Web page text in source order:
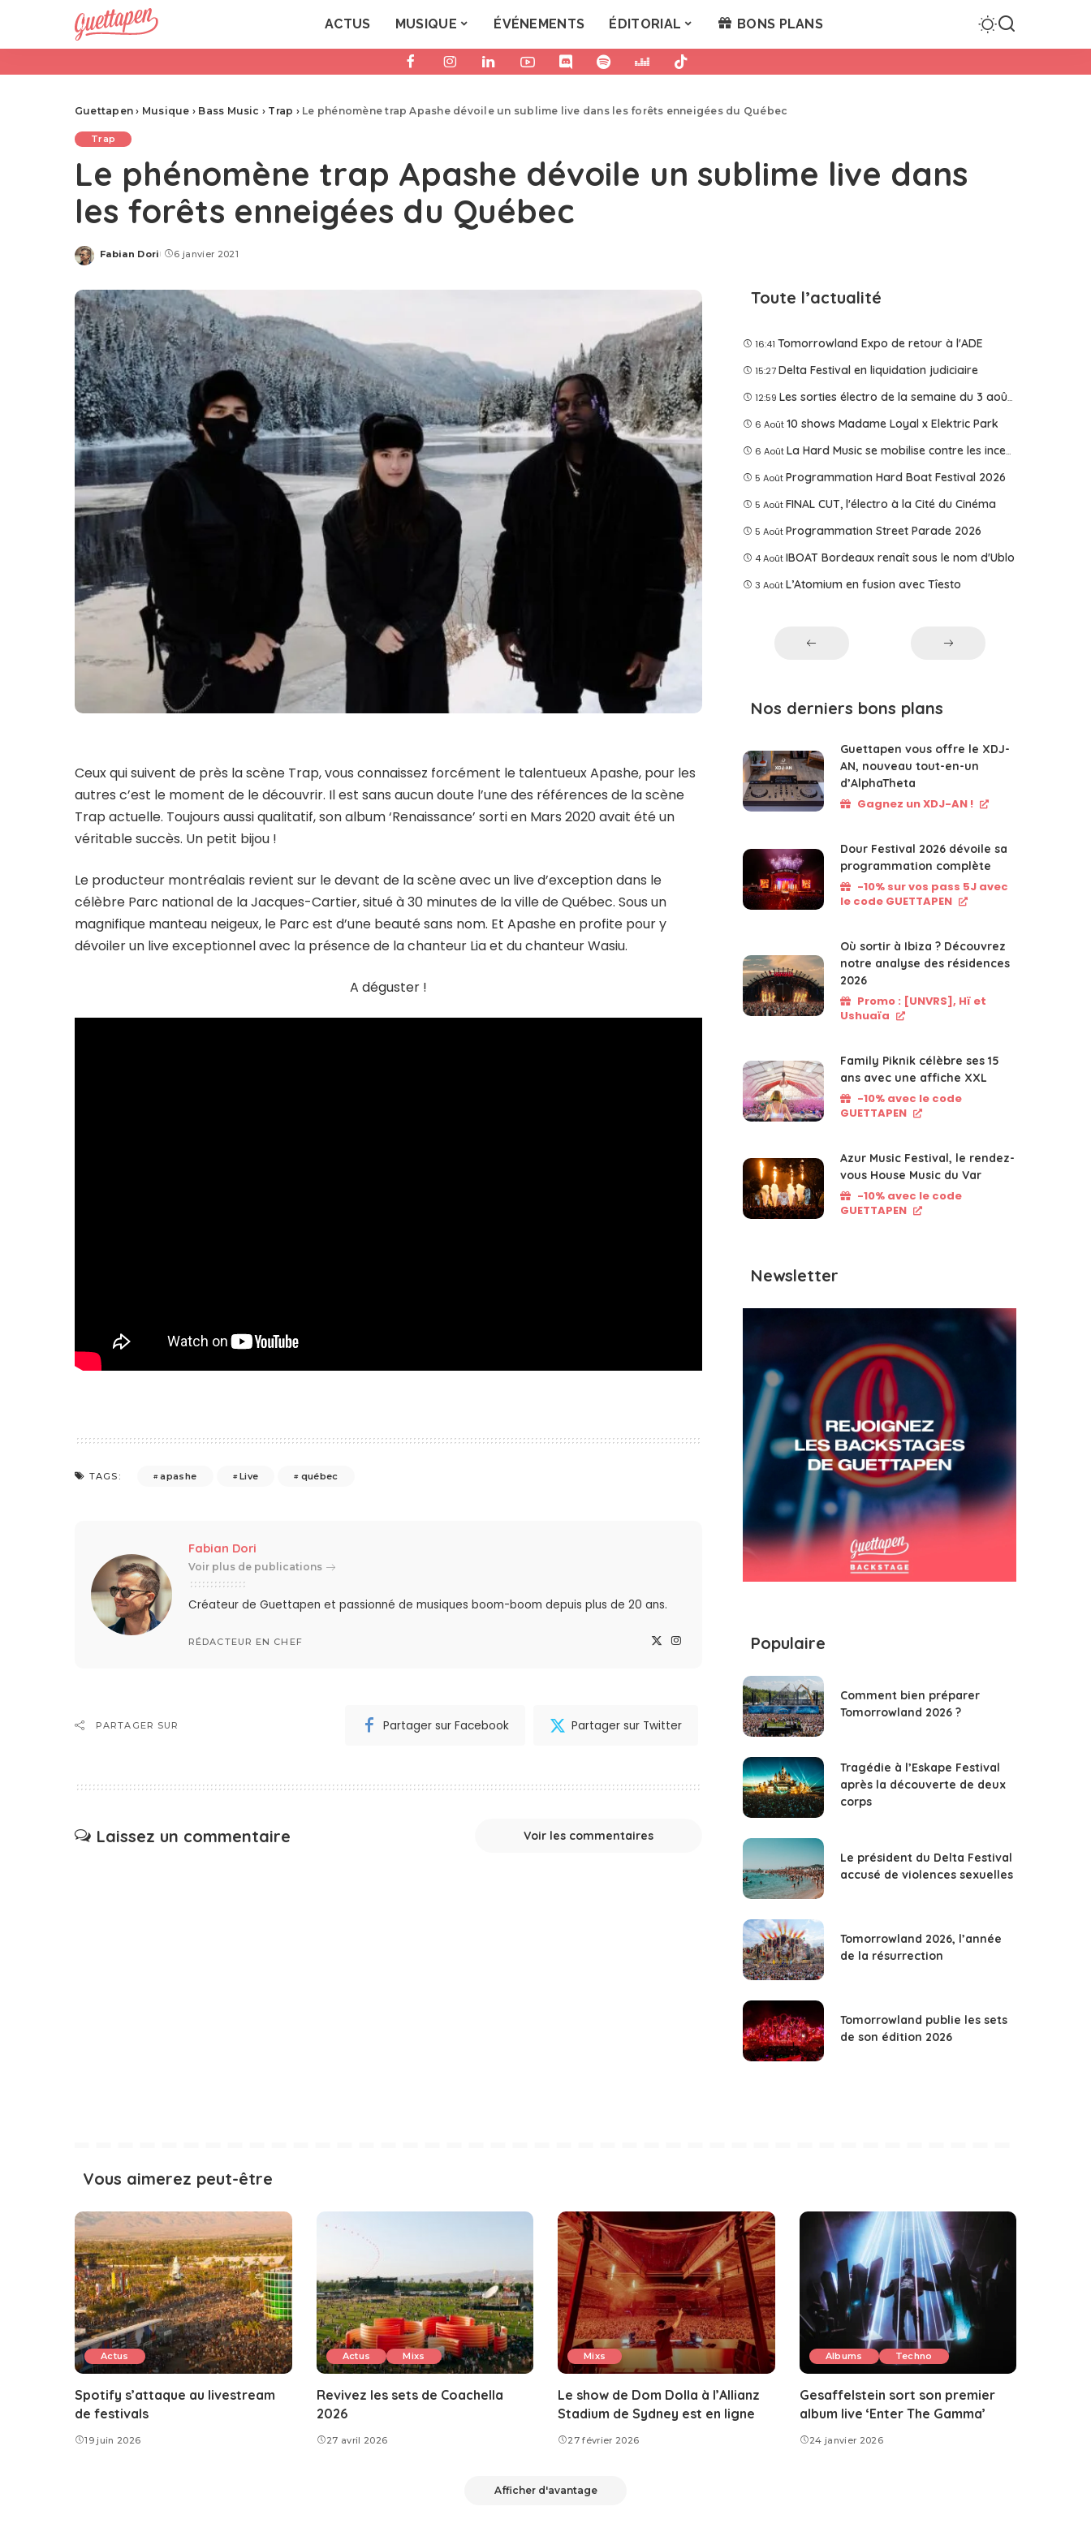
ACTUS MUSIQUE ÉVÉNEMENTS ÉDITORIAL BONS PLANS
Guettapen › Musique › Bass Music › Trap › Le phénomène trap Apashe dévoile un sublime live dans les forêts enneigées du Québec
Trap
Le phénomène trap Apashe dévoile un sublime live dans
les forêts enneigées du Québec
Posted
Fabian Dori 6 janvier 2021
Ceux qui suivent de près la scène Trap, vous connaissez forcément le talentueux Apashe, pour les
autres c’est le moment de le découvrir. Il est sans aucun doute l’une des références de la scène
Trap actuelle. Toujours aussi qualitatif, son album ‘Renaissance’ sorti en Mars 2020 avait été un
véritable succès. Un petit bijou !
Le producteur montréalais revient sur le devant de la scène avec un live d’exception dans le
célèbre Parc national de la Jacques-Cartier, situé à 30 minutes de la ville de Québec. Sous un
magnifique manteau neigeux, le Parc est d’une beauté sans nom. Et Apashe en profite pour y
dévoiler un live exceptionnel avec la présence de la chanteur Lia et du chanteur Wasiu.
A déguster !
TAGS: apashe Live québec
Fabian Dori
Voir plus de publications
Créateur de Guettapen et passionné de musiques boom-boom depuis plus de 20 ans.
RÉDACTEUR EN CHEF
PARTAGER SUR Partager sur Facebook Partager sur Twitter
Laissez un commentaire Voir les commentaires
Toute l’actualité
16:41 Tomorrowland Expo de retour à l'ADE
15:27 Delta Festival en liquidation judiciaire
12:59 Les sorties électro de la semaine du 3 août 2026
6 Août 10 shows Madame Loyal x Elektric Park
6 Août La Hard Music se mobilise contre les incendies
5 Août Programmation Hard Boat Festival 2026
5 Août FINAL CUT, l'électro à la Cité du Cinéma
5 Août Programmation Street Parade 2026
4 Août IBOAT Bordeaux renaît sous le nom d'Ublo
3 Août L’Atomium en fusion avec Tîesto
Nos derniers bons plans
Guettapen vous offre le XDJ-
AN, nouveau tout-en-un
d’AlphaTheta
Gagnez un XDJ-AN !
Dour Festival 2026 dévoile sa
programmation complète
-10% sur vos pass 5J avec
le code GUETTAPEN
Où sortir à Ibiza ? Découvrez
notre analyse des résidences
2026
Promo : [UNVRS], Hï et
Ushuaïa
Family Piknik célèbre ses 15
ans avec une affiche XXL
-10% avec le code
GUETTAPEN
Azur Music Festival, le rendez-
vous House Music du Var
-10% avec le code
GUETTAPEN
Newsletter
Populaire
Comment bien préparer
Tomorrowland 2026 ?
Tragédie à l’Eskape Festival
après la découverte de deux
corps
Le président du Delta Festival
accusé de violences sexuelles
Tomorrowland 2026, l’année
de la résurrection
Tomorrowland publie les sets
de son édition 2026
Vous aimerez peut-être
Actus
Spotify s’attaque au livestream
de festivals
19 juin 2026
Actus Mixs
Revivez les sets de Coachella
2026
27 avril 2026
Mixs
Le show de Dom Dolla à l’Allianz
Stadium de Sydney est en ligne
27 février 2026
Albums Techno
Gesaffelstein sort son premier
album live ‘Enter The Gamma’
24 janvier 2026
Afficher d'avantage